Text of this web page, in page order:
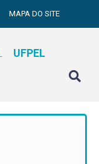
MAPA DO SITE
UFPEL